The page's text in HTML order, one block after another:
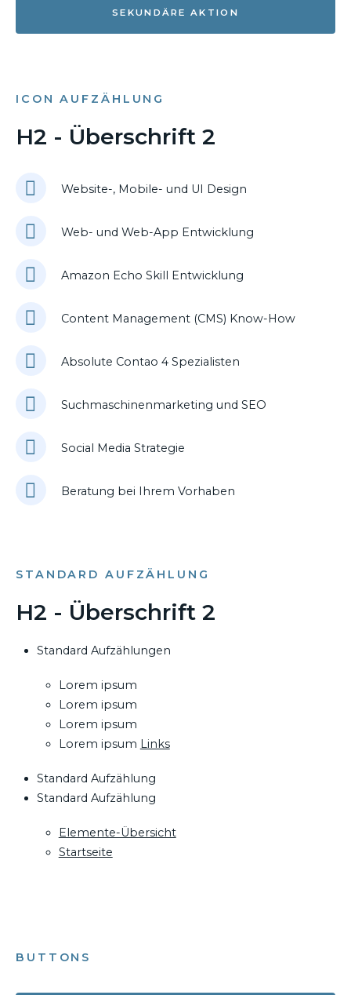
SEKUNDÄRE AKTION
ICON AUFZÄHLUNG
H2 - Überschrift 2
Website-, Mobile- und UI Design
Web- und Web-App Entwicklung
Amazon Echo Skill Entwicklung
Content Management (CMS) Know-How
Absolute Contao 4 Spezialisten
Suchmaschinenmarketing und SEO
Social Media Strategie
Beratung bei Ihrem Vorhaben
STANDARD AUFZÄHLUNG
H2 - Überschrift 2
Standard Aufzählungen
Lorem ipsum
Lorem ipsum
Lorem ipsum
Lorem ipsum Links
Standard Aufzählung
Standard Aufzählung
Elemente-Übersicht
Startseite
BUTTONS